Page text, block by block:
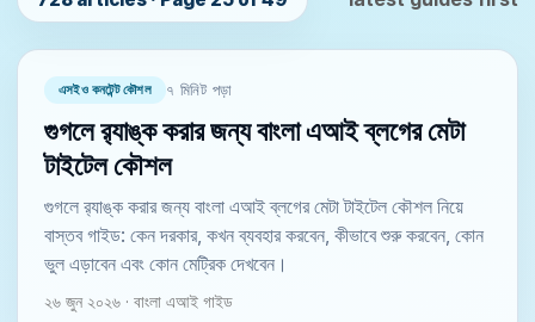
এসইও কনটেন্ট কৌশল ৭ মিনিট পড়া
গুগলে র‍্যাঙ্ক করার জন্য বাংলা এআই ব্লগের মেটা
টাইটেল কৌশল
গুগলে র‍্যাঙ্ক করার জন্য বাংলা এআই ব্লগের মেটা টাইটেল কৌশল নিয়ে
বাস্তব গাইড: কেন দরকার, কখন ব্যবহার করবেন, কীভাবে শুরু করবেন, কোন
ভুল এড়াবেন এবং কোন মেট্রিক দেখবেন।
২৬ জুন ২০২৬ · বাংলা এআই গাইড